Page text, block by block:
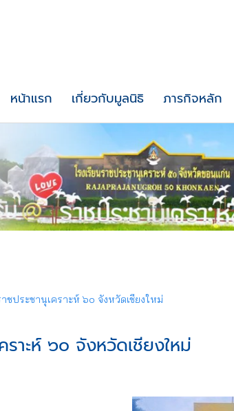
หน้าแรก เกี่ยวกับมูลนิธิ ภารกิจหลัก
าชประชานุเคราะห์ ๖๐ จังหวัดเชียงใหม่
ราะห์ ๖๐ จังหวัดเชียงใหม่